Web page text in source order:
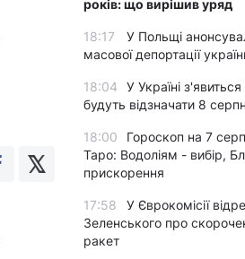
років: що вирішив уряд
18:17
У Польщі
масової депортації
18:04
У Україні
будуть відзначати 8
18:00
Гороскоп на 7
Таро: Водоліям - вибір,
прискорення
17:58
У Єврокомісії
Зеленського про
ракет